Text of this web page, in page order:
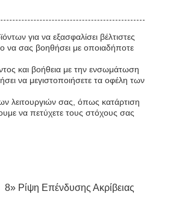
για να εξασφαλίσει βέλτιστες
να σας βοηθήσει με οποιαδήποτε
και βοήθεια με την ενσωμάτωση
να μεγιστοποιήσετε τα οφέλη των
λειτουργιών σας, όπως κατάρτιση
να πετύχετε τους στόχους σας
8» Ρίψη Επένδυσης Ακρίβειας